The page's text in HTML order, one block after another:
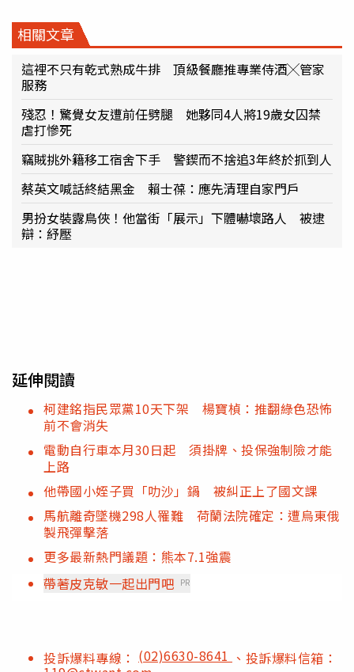
相關文章
這裡不只有乾式熟成牛排 頂級餐廳推專業侍酒╳管家
服務
殘忍！驚覺女友遭前任劈腿 她夥同4人將19歲女囚禁
虐打慘死
竊賊挑外籍移工宿舍下手 警鍥而不捨追3年終於抓到人
蔡英文喊話終結黑金 賴士葆：應先清理自家門戶
男扮女裝露鳥俠！他當街「展示」下體嚇壞路人 被逮
辯：紓壓
延伸閱讀
柯建銘指民眾黨10天下架 楊寶楨：推翻綠色恐怖
前不會消失
電動自行車本月30日起 須掛牌、投保強制險才能
上路
他帶國小姪子買「叻沙」鍋 被糾正上了國文課
馬航離奇墜機298人罹難 荷蘭法院確定：遭烏東俄
製飛彈擊落
更多最新熱門議題：熊本7.1強震
帶著皮克敏一起出門吧 PR
投訴爆料專線： (02)6630-8641 、投訴爆料信箱：